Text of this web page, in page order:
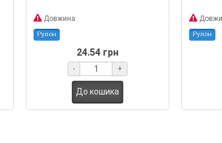
Довжина
Рулон
24.54 грн
- +
До кошика
Рулон